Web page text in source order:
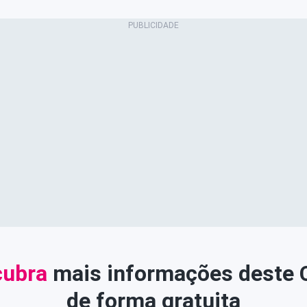
mais informações deste
de forma gratuita